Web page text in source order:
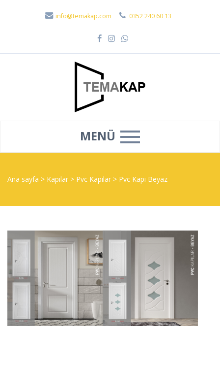
info@temakap.com 0352 240 60 13
MENÜ
Ana sayfa > Kapılar > Pvc Kapılar > Pvc Kapı Beyaz